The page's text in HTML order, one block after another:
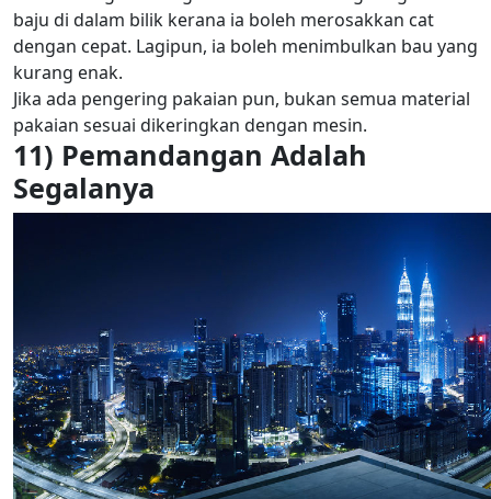
baju di dalam bilik kerana ia boleh merosakkan cat
dengan cepat. Lagipun, ia boleh menimbulkan bau yang
kurang enak.
Jika ada pengering pakaian pun, bukan semua material
pakaian sesuai dikeringkan dengan mesin.
11) Pemandangan Adalah
Segalanya